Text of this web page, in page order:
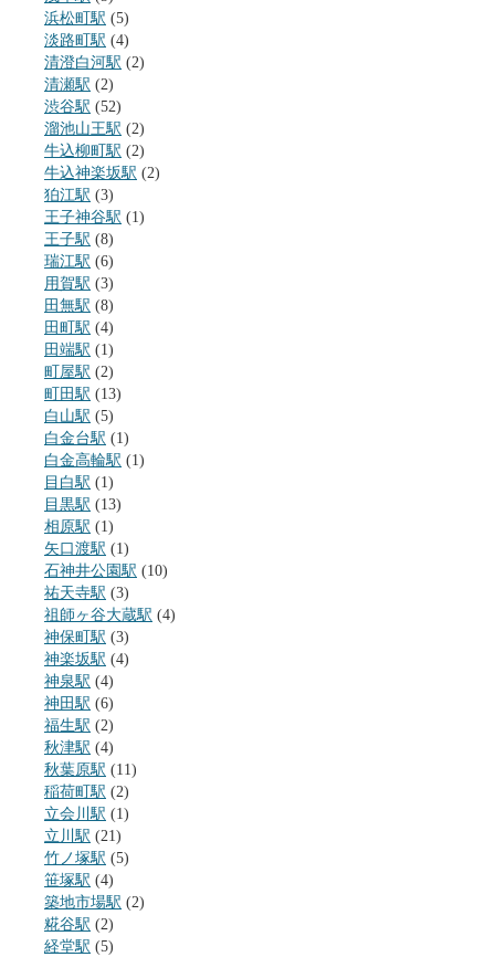
浜松町駅 (5)
淡路町駅 (4)
清澄白河駅 (2)
清瀬駅 (2)
渋谷駅 (52)
溜池山王駅 (2)
牛込柳町駅 (2)
牛込神楽坂駅 (2)
狛江駅 (3)
王子神谷駅 (1)
王子駅 (8)
瑞江駅 (6)
用賀駅 (3)
田無駅 (8)
田町駅 (4)
田端駅 (1)
町屋駅 (2)
町田駅 (13)
白山駅 (5)
白金台駅 (1)
白金高輪駅 (1)
目白駅 (1)
目黒駅 (13)
相原駅 (1)
矢口渡駅 (1)
石神井公園駅 (10)
祐天寺駅 (3)
祖師ヶ谷大蔵駅 (4)
神保町駅 (3)
神楽坂駅 (4)
神泉駅 (4)
神田駅 (6)
福生駅 (2)
秋津駅 (4)
秋葉原駅 (11)
稲荷町駅 (2)
立会川駅 (1)
立川駅 (21)
竹ノ塚駅 (5)
笹塚駅 (4)
築地市場駅 (2)
糀谷駅 (2)
経堂駅 (5)